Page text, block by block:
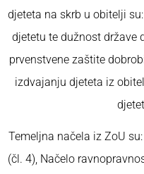
djeteta na skrb u obitelji
djetetu te dužnost države
prvenstvene zaštite
izdvajanju djeteta iz
Temeljna načela iz ZoU
(čl. 4), Načelo